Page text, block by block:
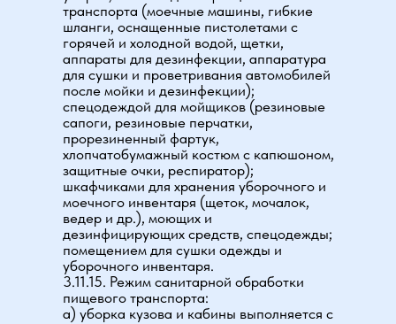
транспорта (моечные машины, гибкие
шланги, оснащенные пистолетами с
горячей и холодной водой, щетки,
аппараты для дезинфекции, аппаратура
для сушки и проветривания автомобилей
после мойки и дезинфекции);
спецодеждой для мойщиков (резиновые
сапоги, резиновые перчатки,
прорезиненный фартук,
хлопчатобумажный костюм с капюшоном,
защитные очки, респиратор);
шкафчиками для хранения уборочного и
моечного инвентаря (щеток, мочалок,
ведер и др.), моющих и
дезинфицирующих средств, спецодежды;
помещением для сушки одежды и
уборочного инвентаря.
3.11.15. Режим санитарной обработки
пищевого транспорта:
а) уборка кузова и кабины выполняется с